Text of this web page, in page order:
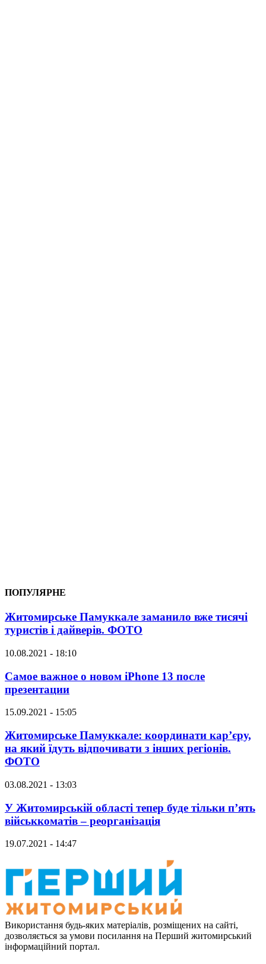
ПОПУЛЯРНЕ
Житомирське Памуккале заманило вже тисячі
туристів і дайверів. ФОТО
10.08.2021 - 18:10
Самое важное о новом iPhone 13 после
презентации
15.09.2021 - 15:05
Житомирське Памуккале: координати кар’єру,
на який їдуть відпочивати з інших регіонів.
ФОТО
03.08.2021 - 13:03
У Житомирській області тепер буде тільки п’ять
військкоматів – реорганізація
19.07.2021 - 14:47
Використання будь-яких матеріалів, розміщених на сайті,
дозволяється за умови посилання на Перший житомирський
інформаційний портал.